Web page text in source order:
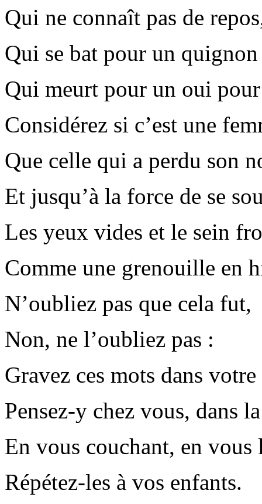
Qui ne connaît pas de
Qui se bat pour un
Qui meurt pour un oui
Considérez si c’est une
Que celle qui a perdu son
Et jusqu’à la force de se
Les yeux vides et le sein
Comme une grenouille en
N’oubliez pas que cela fut,
Non, ne l’oubliez pas :
Gravez ces mots dans
Pensez-y chez vous, dans
En vous couchant, en vous
Répétez-les à vos enfants.